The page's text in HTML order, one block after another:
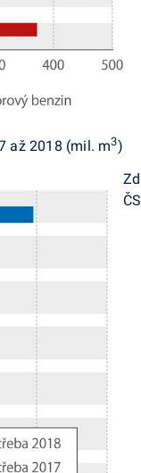
až 2018 (mil. m3)